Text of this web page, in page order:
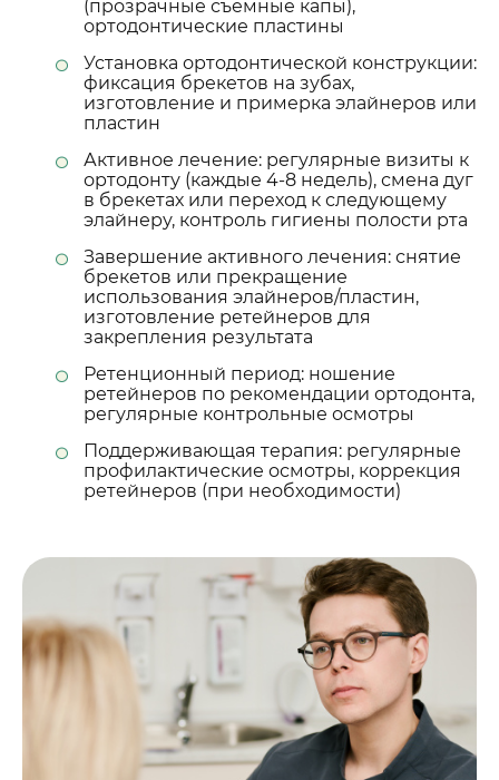
(прозрачные съемные капы),
ортодонтические пластины
Установка ортодонтической конструкции:
фиксация брекетов на зубах,
изготовление и примерка элайнеров или
пластин
Активное лечение: регулярные визиты к
ортодонту (каждые 4-8 недель), смена дуг
в брекетах или переход к следующему
элайнеру, контроль гигиены полости рта
Завершение активного лечения: снятие
брекетов или прекращение
использования элайнеров/пластин,
изготовление ретейнеров для
закрепления результата
Ретенционный период: ношение
ретейнеров по рекомендации ортодонта,
регулярные контрольные осмотры
Поддерживающая терапия: регулярные
профилактические осмотры, коррекция
ретейнеров (при необходимости)